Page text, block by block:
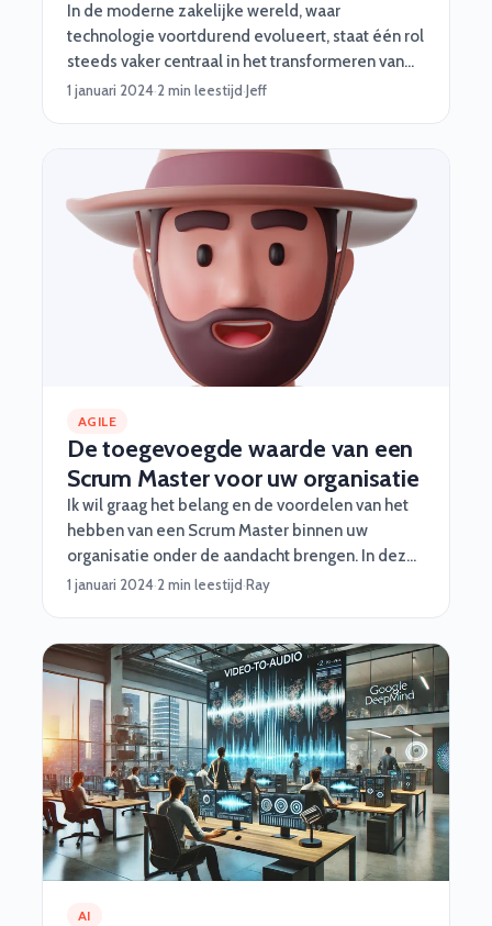
In de moderne zakelijke wereld, waar
technologie voortdurend evolueert, staat één rol
steeds vaker centraal in het transformeren van
bedrijfsprocessen en het creëren van nieuwe
vormgeven van de toekomst van organisaties
door middel van innovatieve technologieën en
beveiligingsmechanismen. Hoe? We geven je
wat voorbeelden!
1 januari 2024·2 min leestijd·Jeff
AGILE
De toegevoegde waarde van een
Scrum Master voor uw organisatie
Ik wil graag het belang en de voordelen van het
hebben van een Scrum Master binnen uw
organisatie onder de aandacht brengen. In deze
snel veranderende en competitieve zakelijke
cruciale rol spelen door teams te begeleiden en
te ondersteunen bij de implementatie van Agile
en Scrum principes. Laat me u vertellen waarom
het inhuren van een ervaren Scrum Master de
moeite waard is.
1 januari 2024·2 min leestijd·Ray
AI